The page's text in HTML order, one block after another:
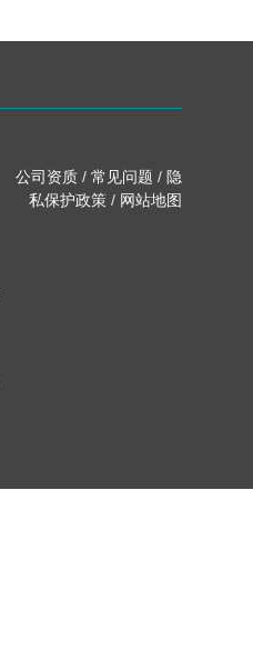
公司资质 / 常见问题 / 隐
私保护政策 / 网站地图